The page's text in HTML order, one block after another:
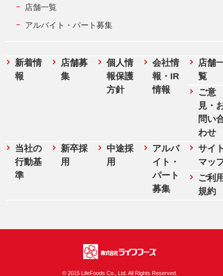
店舗一覧
アルバイト・パート募集
新着情
報
店舗募
集
個人情
報保護
方針
会社情
報・IR
情報
店舗
覧
ご意
見・
問い
わせ
当社の
行動基
準
新卒採
用
中途採
用
アルバ
イト・
パート
募集
サイ
マッ
ご利
規約
© 2015 LifeFoods Co., Ltd. All Rights Reserved.